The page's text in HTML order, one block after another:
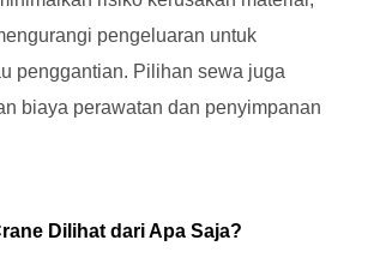
pengeluaran untuk
penggantian. Pilihan sewa juga
biaya perawatan dan penyimpanan
Dilihat dari Apa Saja?